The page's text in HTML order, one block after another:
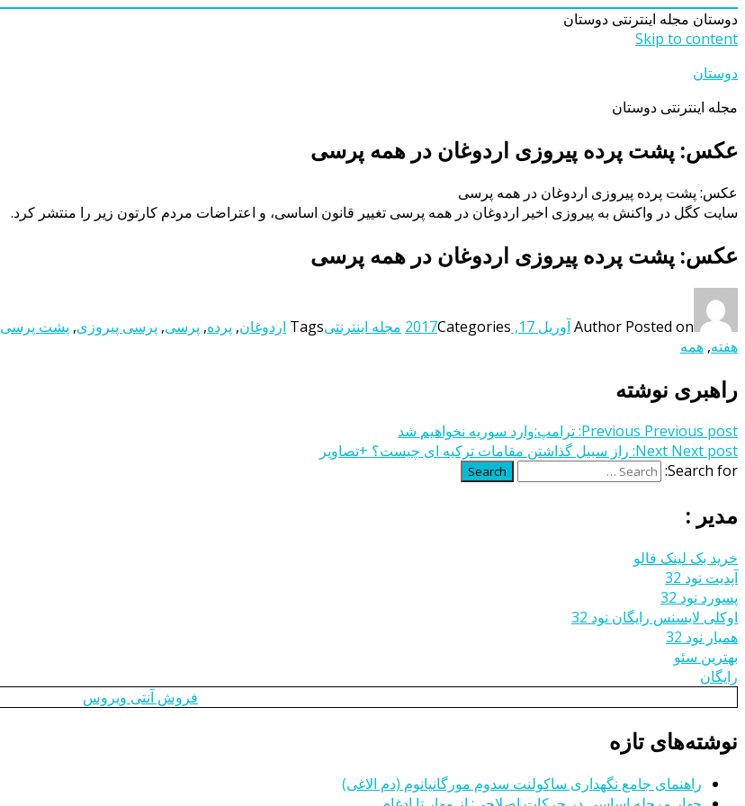
دوستان مجله اینترنتی دوستان
Skip to content
دوستان
مجله اینترنتی دوستان
عکس: پشت‌ پرده پیروزی اردوغان در همه پرسی
عکس: پشت‌ پرده پیروزی اردوغان در همه پرسی
سایت کگل در واکنش به پیروزی اخیر اردوغان در همه پرسی تغییر قانون اساسی، و اعتراضات مردم کارتون زیر را منتشر کرد.
عکس: پشت‌ پرده پیروزی اردوغان در همه پرسی
Author Posted on آوریل 17, 2017 Categories مجله اینترنتیTags اردوغان, پرده, پرسی, پرسی پیروزی, پشت‌ پرسی
هفته, همه
راهبری نوشته
Previous Previous post:
ترامپ:وارد سوریه نخواهیم شد
Next Next post:
راز سبیل گذاشتن مقامات ترکیه ای چیست؟ +تصاویر
Search for:
Search
مدیر :
خرید بک لینک فالو
آپدیت نود 32
پسورد نود 32
اوکلی لایسنس رایگان نود 32
همیار نود 32
بهترین سئو
رایگان
فروش آنتی ویروس
نوشته‌های تازه
راهنمای جامع نگهداری ساکولنت سدوم مورگانیانوم (دم الاغی)